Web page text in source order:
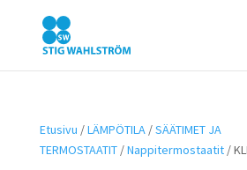
Etusivu /LÄMPÖTILA/SÄÄTIMET JA
TERMOSTAATIT/Nappitermostaatit/